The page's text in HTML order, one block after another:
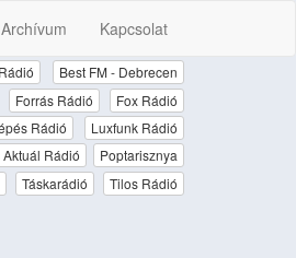
Archívum Kapcsolat
Best FM - Debrecen
Forrás Rádió
Fox Rádió
Rádió
Luxfunk Rádió
Aktuál Rádió
Poptarisznya
Táskarádió
Tilos Rádió